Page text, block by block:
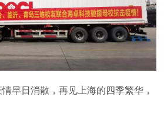
早日消散，再见上海的四季繁华，